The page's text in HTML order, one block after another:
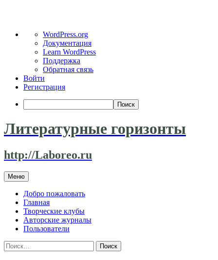
WordPress
WordPress.org
Документация
Learn WordPress
Поддержка
Обратная связь
Войти
Регистрация
Поиск
Литературные горизонты
http://Laboreo.ru
Меню Перейти
к
содержимому
Добро пожаловать
Главная
Творческие клубы
Авторские журналы
Пользователи
Найти: